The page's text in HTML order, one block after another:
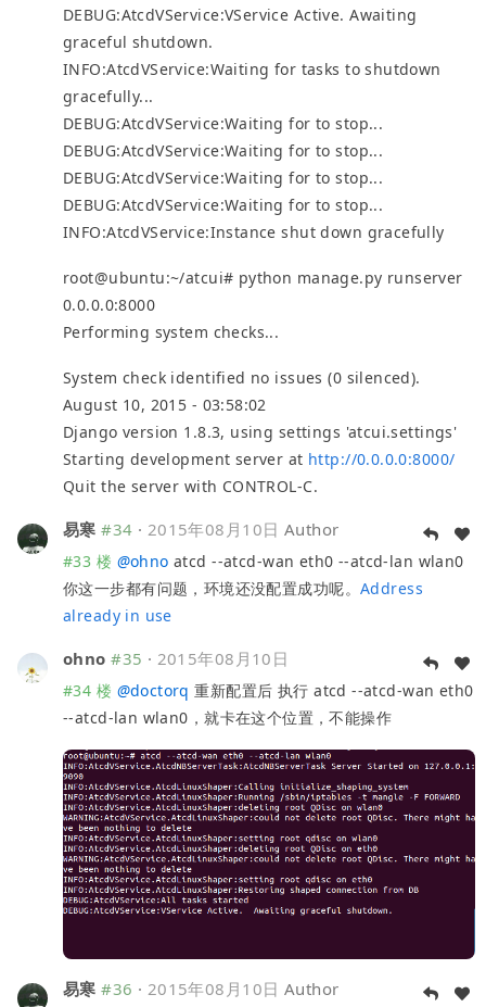
DEBUG:AtcdVService:VService Active. Awaiting
graceful shutdown.
INFO:AtcdVService:Waiting for tasks to shutdown
gracefully...
DEBUG:AtcdVService:Waiting for to stop...
DEBUG:AtcdVService:Waiting for to stop...
DEBUG:AtcdVService:Waiting for to stop...
DEBUG:AtcdVService:Waiting for to stop...
INFO:AtcdVService:Instance shut down gracefully
root@ubuntu:~/atcui# python manage.py runserver
0.0.0.0:8000
Performing system checks...
System check identified no issues (0 silenced).
August 10, 2015 - 03:58:02
Django version 1.8.3, using settings 'atcui.settings'
Starting development server at http://0.0.0.0:8000/
Quit the server with CONTROL-C.
易寒 #34 · 2015年08月10日 Author
#33 楼 @ohno atcd --atcd-wan eth0 --atcd-lan wlan0
你这一步都有问题，环境还没配置成功呢。 Address
already in use
ohno #35 · 2015年08月10日
#34 楼 @doctorq 重新配置后 执行 atcd --atcd-wan eth0
--atcd-lan wlan0，就卡在这个位置，不能操作
易寒 #36 · 2015年08月10日 Author